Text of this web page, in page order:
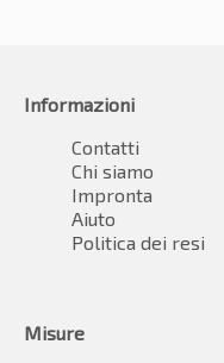
Informazioni
Contatti
Chi siamo
Impronta
Aiuto
Politica dei resi
Misure